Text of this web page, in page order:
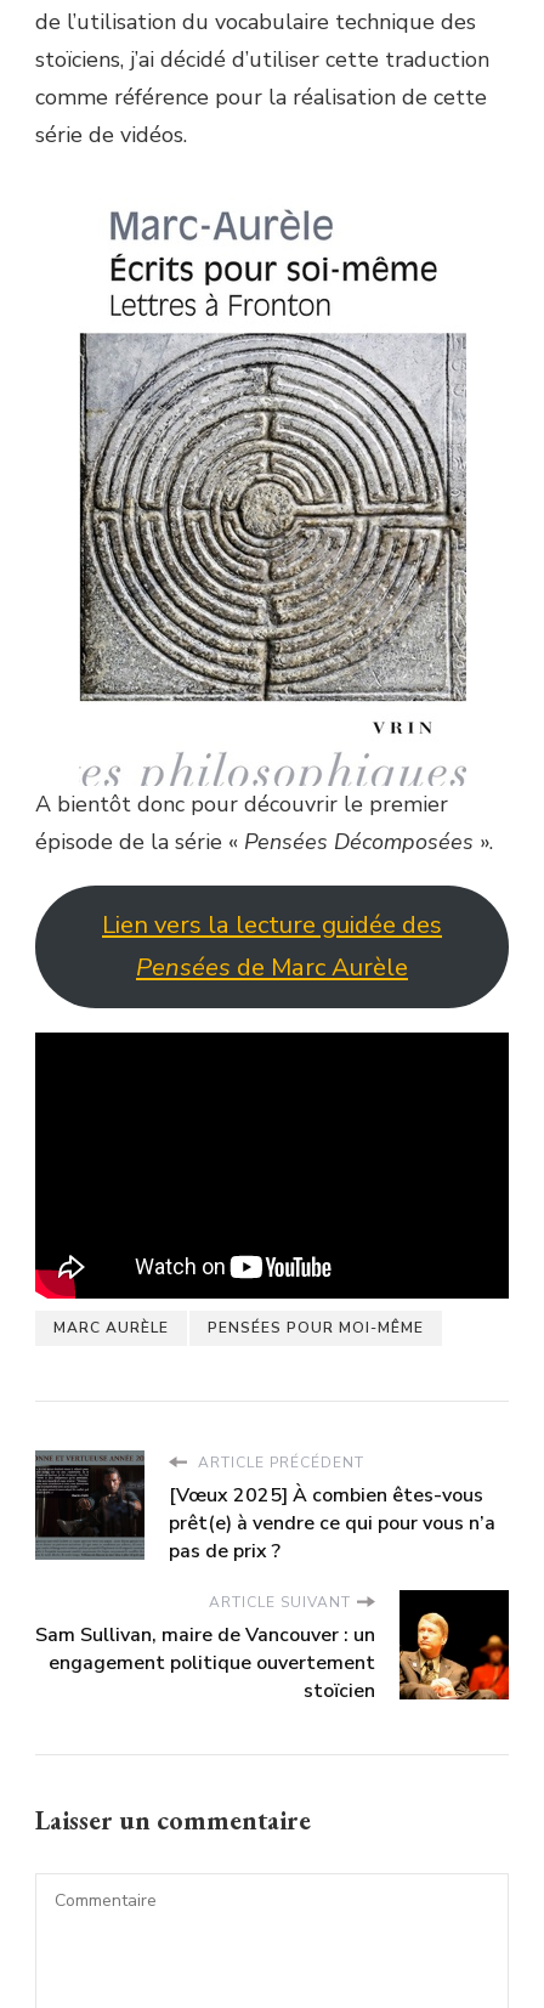
de l’utilisation du vocabulaire technique des
stoïciens, j’ai décidé d’utiliser cette traduction
comme référence pour la réalisation de cette
série de vidéos.
A bientôt donc pour découvrir le premier
épisode de la série « Pensées Décomposées ».
Lien vers la lecture guidée des
Pensées de Marc Aurèle
MARC AURÈLE PENSÉES POUR MOI-MÊME
ARTICLE PRÉCÉDENT
[Vœux 2025] À combien êtes-vous
prêt(e) à vendre ce qui pour vous n’a
pas de prix ?
ARTICLE SUIVANT
Sam Sullivan, maire de Vancouver : un
engagement politique ouvertement
stoïcien
Laisser un commentaire